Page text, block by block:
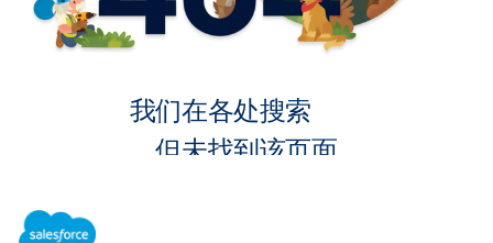
我们在各处搜索
，但未找到该页面。